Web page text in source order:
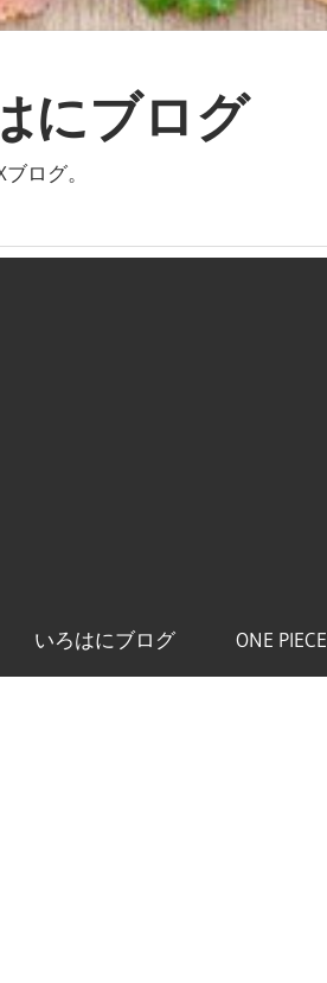
にブログ
ログ。
いろはにブログ ONE PIECE